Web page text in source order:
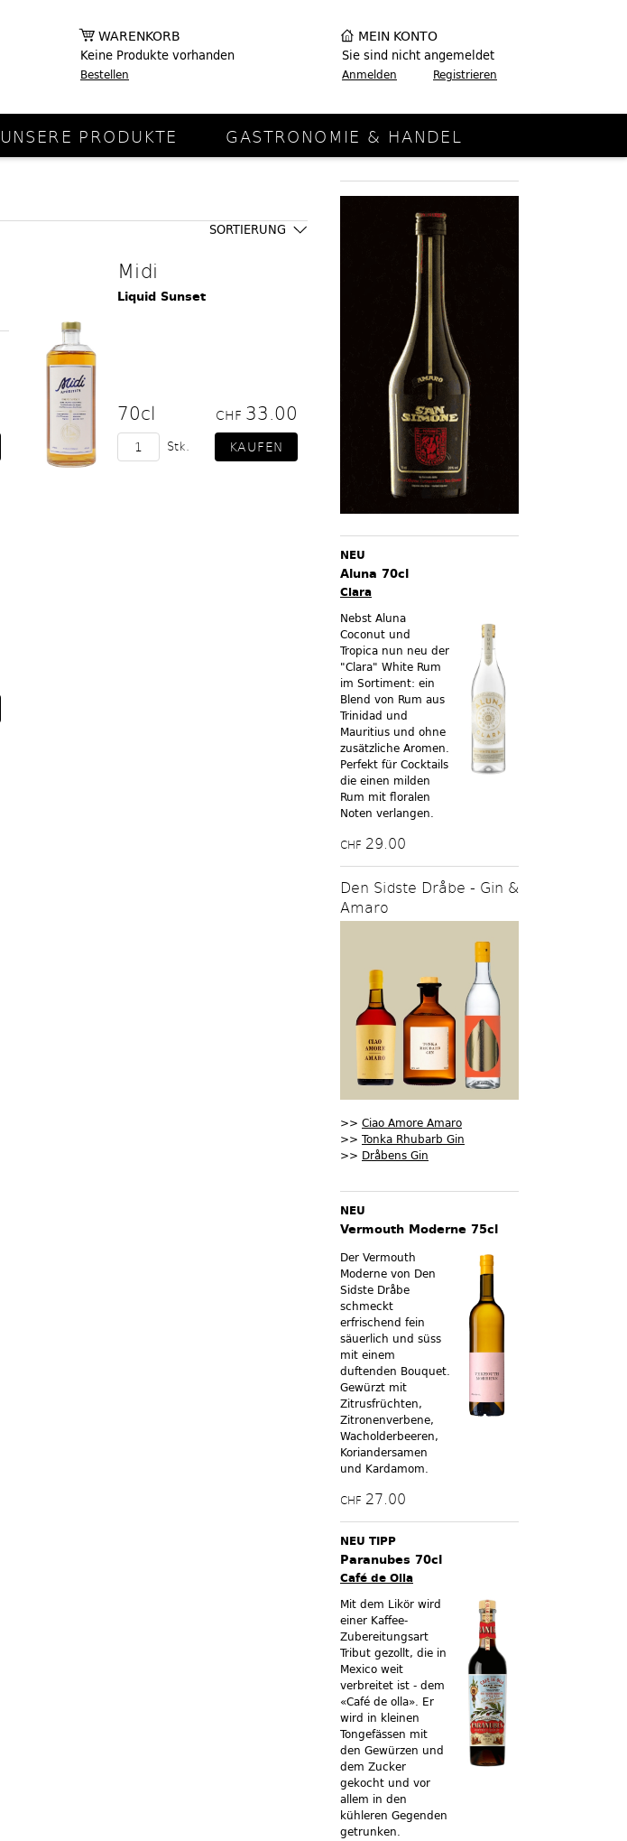
WARENKORB
Keine Produkte vorhanden
Bestellen
MEIN KONTO
Sie sind nicht angemeldet
Anmelden Registrieren
UNSERE PRODUKTE GASTRONOMIE & HANDEL
SORTIERUNG
Midi
Liquid Sunset
70cl CHF 33.00
Stk.
NEU
Aluna 70cl
Clara
Nebst Aluna
Coconut und
Tropica nun neu der
"Clara" White Rum
im Sortiment: ein
Blend von Rum aus
Trinidad und
Mauritius und ohne
zusätzliche Aromen.
Perfekt für Cocktails
die einen milden
Rum mit floralen
Noten verlangen.
CHF 29.00
Den Sidste Dråbe - Gin &
Amaro
>> Ciao Amore Amaro
>> Tonka Rhubarb Gin
>> Dråbens Gin
NEU
Vermouth Moderne 75cl
Der Vermouth
Moderne von Den
Sidste Dråbe
schmeckt
erfrischend fein
säuerlich und süss
mit einem
duftenden Bouquet.
Gewürzt mit
Zitrusfrüchten,
Zitronenverbene,
Wacholderbeeren,
Koriandersamen
und Kardamom.
CHF 27.00
NEU TIPP
Paranubes 70cl
Café de Olla
Mit dem Likör wird
einer Kaffee-
Zubereitungsart
Tribut gezollt, die in
Mexico weit
verbreitet ist - dem
«Café de olla». Er
wird in kleinen
Tongefässen mit
den Gewürzen und
dem Zucker
gekocht und vor
allem in den
kühleren Gegenden
getrunken.